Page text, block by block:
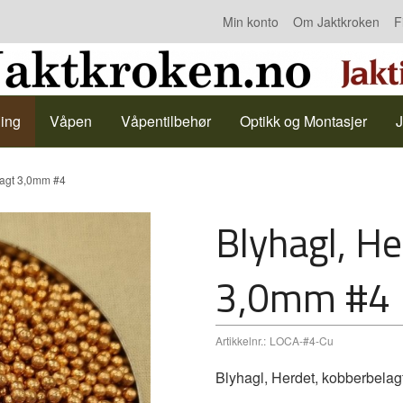
Min konto Om Jaktkroken
Kontakt oss
Våpen Våpentilbehør Optikk og Montasjer
3,0mm #4
Blyhagl,
3,0mm #4
Artikkelnr.: LOCA-#4-Cu
Blyhagl, Herdet,